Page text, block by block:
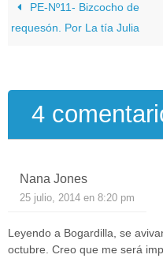
PE-Nº11- Bizcocho de
requesón. Por La tía Julia
4
Nana Jones
25 julio, 2014 en 8:20 pm
Leyendo a Bogardilla, se
octubre. Creo que me será